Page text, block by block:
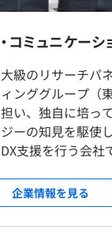
をプロジェクト
りません
カ月間のなかで40
に合わせて出社頻
レワークをおこ
額を保証するもので
り（コアタイム
時間／月
コミュニケーシ
級のリサーチパ
ンググループ（
い、独自に培っ
ーの知見を駆使
支援を行う会社
力の高さを評価
様な業界のトッ
企業情報を見る